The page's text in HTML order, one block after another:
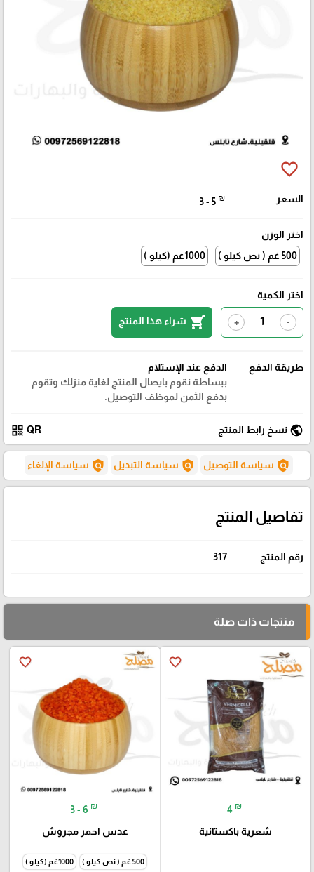
favorite_border
السعر 3 - 5 ₪
اختر الوزن
500 غم ( نص كيلو )
1000غم (كيلو )
اختر الكمية
-
+
shopping_cart شراء هذا المنتج
طريقة الدفع
الدفع عند الإستلام
ببساطة نقوم بايصال المنتج لغاية منزلك وتقوم
بدفع الثمن لموظف التوصيل.
public نسخ رابط المنتج QR
qr_code
policy سياسة التوصيل policy سياسة التبديل policy سياسة الإلغاء
تفاصيل المنتج
رقم المنتج 317
منتجات ذات صلة
favorite_border
4 ₪
شعرية باكستانية
favorite_border
3 - 6 ₪
عدس احمر مجروش
500 غم ( نص كيلو ) 1000غم (كيلو )